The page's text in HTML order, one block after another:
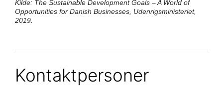
Kilde: The Sustainable Development Goals – A World of
Opportunities for Danish Businesses, Udenrigsministeriet,
2019.
Kontaktpersoner